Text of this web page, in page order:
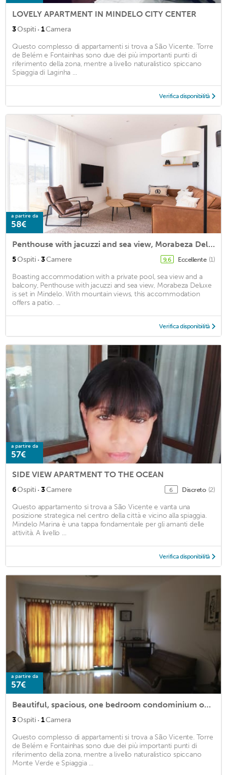
LOVELY APARTMENT IN MINDELO CITY CENTER
3Ospiti · 1Camera
Questo complesso di appartamenti si trova a São Vicente. Torre
de Belém e Fontainhas sono due dei più importanti punti di
riferimento della zona, mentre a livello naturalistico spiccano
Spiaggia di Laginha ...
Verifica disponibilità
a partire da
58€
Penthouse with jacuzzi and sea view, Morabeza Deluxe
5Ospiti · 3Camere 9,6 Eccellente (1)
Boasting accommodation with a private pool, sea view and a
balcony, Penthouse with jacuzzi and sea view, Morabeza Deluxe
is set in Mindelo. With mountain views, this accommodation
offers a patio. ...
Verifica disponibilità
a partire da
57€
SIDE VIEW APARTMENT TO THE OCEAN
6Ospiti · 3Camere 6 Discreto (2)
Questo appartamento si trova a São Vicente e vanta una
posizione strategica nel centro della città e vicino alla spiaggia.
Mindelo Marina è una tappa fondamentale per gli amanti delle
attività. A livello ...
Verifica disponibilità
a partire da
57€
Beautiful, spacious, one bedroom condominium on city coast
3Ospiti · 1Camera
Questo complesso di appartamenti si trova a São Vicente. Torre
de Belém e Fontainhas sono due dei più importanti punti di
riferimento della zona, mentre a livello naturalistico spiccano
Monte Verde e Spiaggia ...